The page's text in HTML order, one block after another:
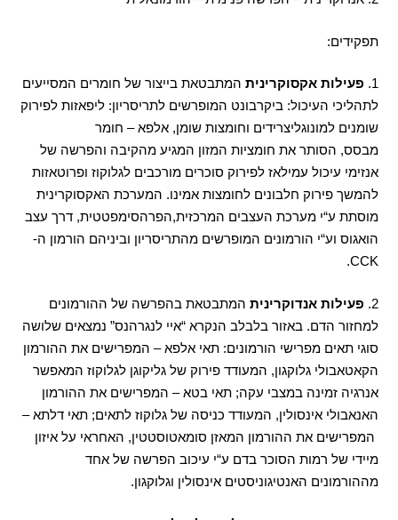
תפקידים:
1. פעילות אקסוקרינית המתבטאת בייצור של חומרים המסייעים
לתהליכי העיכול:ביקרבונט המופרשים לתריסריון:ליפאזות לפירוק
שומנים למונוגליצרידים וחומצות שומן,אלפא– חומר
מבסס, הסותר את חומציות המזון המגיע מהקיבה והפרשה של
אנזימי עיכול עמילאז לפירוק סוכרים מורכבים לגלוקוז ופרוטאזות
להמשך פירוק חלבונים לחומצות אמינו. המערכת האקסוקרינית
מוסתת ע“י מערכת העצבים המרכזית,הפרהסימפטטית,דרך עצב
הואגוס וע“י הורמונים המופרשים מהתריסריון וביניהם הורמון ה-
CCK.
2. פעילות אנדוקרינית המתבטאת בהפרשה של ההורמונים
למחזור הדם.באזור בלבלב הנקרא“איי לנגרהנס” נמצאים שלושה
סוגי תאים מפרישי הורמונים:תאי אלפא– המפרישים את ההורמון
הקאטאבולי גלוקגון, המעודד פירוק של גליקוגן לגלוקוז המאפשר
אנרגיה זמינה במצבי עקה;תאי בטא– המפרישים את ההורמון
האנאבולי אינסולין, המעודד כניסה של גלוקוז לתאים;תאי דלתא–
המפרישים את ההורמון המאזן סומאטוסטטין, האחראי על איזון
מיידי של רמות הסוכר בדם ע“י עיכוב הפרשה של אחד
מההורמונים האנטיגוניסטים אינסולין וגלוקגון.